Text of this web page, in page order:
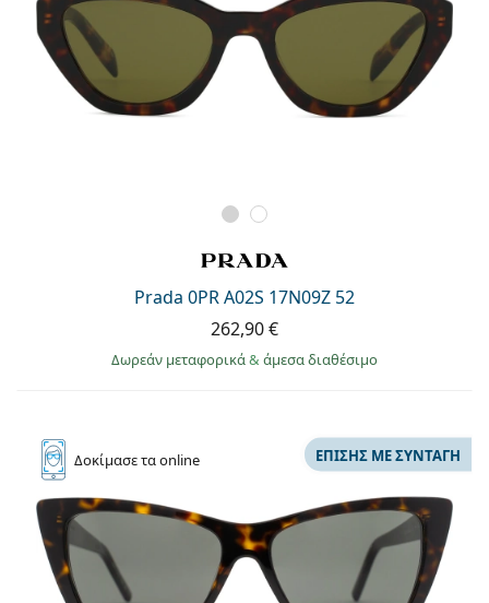
Prada 0PR A02S 17N09Z 52
262,90 €
Δωρεάν μεταφορικά& άμεσα διαθέσιμο
Δοκίμασετα online ΕΠΊΣΗΣ ΜΕ ΣΥΝΤΑΓΉ